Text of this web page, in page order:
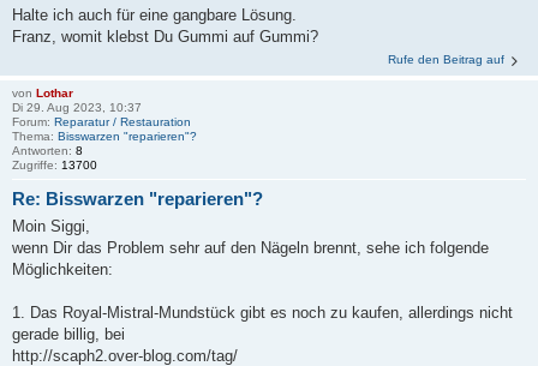
Halte ich auch für eine gangbare Lösung.
Franz, womit klebst Du Gummi auf Gummi?
Rufe den Beitrag auf
von Lothar
Di 29. Aug 2023, 10:37
Forum: Reparatur / Restauration
Thema: Bisswarzen "reparieren"?
Antworten: 8
Zugriffe: 13700
Re: Bisswarzen "reparieren"?
Moin Siggi,
wenn Dir das Problem sehr auf den Nägeln brennt, sehe ich folgende
Möglichkeiten:
1. Das Royal-Mistral-Mundstück gibt es noch zu kaufen, allerdings nicht
gerade billig, bei
http://scaph2.over-blog.com/tag/